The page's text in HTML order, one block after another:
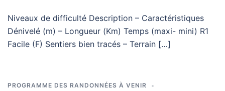
Niveaux de difficulté Description – Caractéristiques
Dénivelé (m) – Longueur (Km) Temps (maxi- mini) R1
Facile (F) Sentiers bien tracés – Terrain […]
PROGRAMME DES RANDONNÉES À VENIR